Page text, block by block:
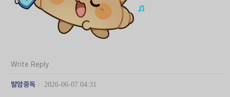
Write Reply
발암중독 2026-06-07 04:31